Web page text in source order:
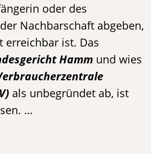
oder des
Nachbarschaft abgeben,
erreichbar ist. Das
Hamm und wies
als unbegründet ab, ist
…